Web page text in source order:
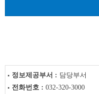
정보제공부서 : 담당부서
전화번호 : 032-320-3000